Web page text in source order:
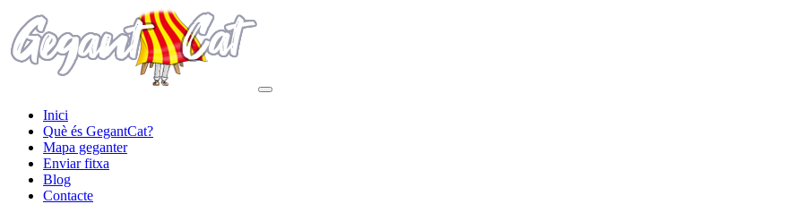
Inici
Què és GegantCat?
Mapa geganter
Enviar fitxa
Blog
Contacte